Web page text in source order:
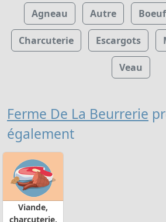
Agneau Autre Boeuf
Charcuterie Escargots
Veau
Ferme De La Beurrerie
également
Viande,
charcuterie,